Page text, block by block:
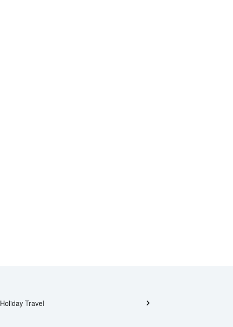
Holiday Travel